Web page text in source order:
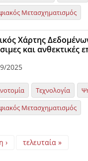
Μετασχηματισμός
Χάρτης
και ανθεκτικές
2025
Τεχνολογία
Μετασχηματισμός
› τελευταία »